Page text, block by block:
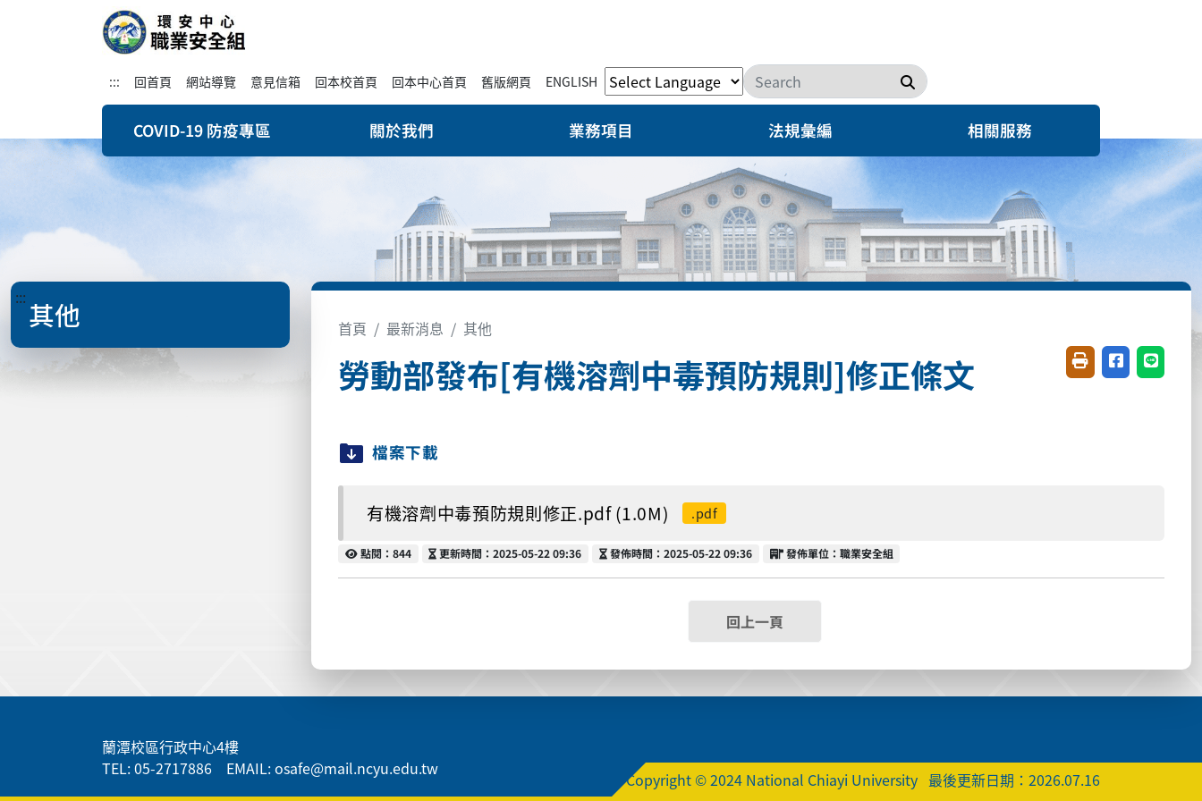
::: 回首頁 網站導覽 意見信箱 回本校首頁 回本中心首頁 舊版網頁 ENGLISH 搜尋
COVID-19 防疫專區 關於我們 業務項目 法規彙編 相關服務
::: 其他 首頁 最新消息 其他
勞動部發布[有機溶劑中毒預防規則]修正條文 友善列印(開新視窗)
分享至臉書(
分享至
檔案下載
有機溶劑中毒預防規則修正.pdf (1.0M) .pdf
點閱
點閱：844 更新時間
更新時間：2025-05-22 09:36 發佈時間
發佈時間：2025-05-22 09:36 發佈單位
發佈單位：職業安全組
回上一頁
蘭潭校區行政中心4樓
TEL: 05-2717886 EMAIL: osafe@mail.ncyu.edu.tw
Copyright © 2024 National Chiayi University 最後更新日期：2026.07.16